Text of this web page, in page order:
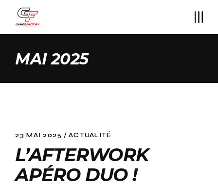
content
MAI 2025
23 MAI 2025 ACTUALITÉ
L’AFTERWORK
APÉRO DUO !